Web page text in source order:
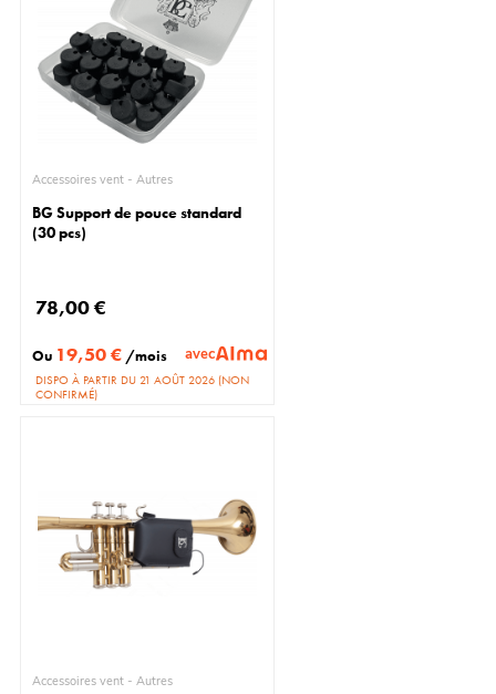
Accessoires vent - Autres
BG Support de pouce standard
(30 pcs)
78,00 €
Ou 19,50 € /mois avec
DISPO À PARTIR DU 21 AOÛT 2026 (NON
CONFIRMÉ)
Accessoires vent - Autres